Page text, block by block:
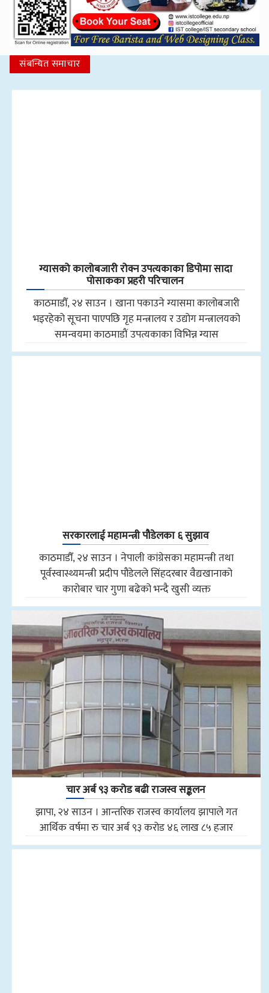
संबन्धित समाचार
ग्यासको कालोबजारी रोक्न उपत्यकाका डिपोमा सादा
पोसाकका प्रहरी परिचालन
काठमाडौँ, २४ साउन । खाना पकाउने ग्यासमा कालोबजारी
भइरहेको सूचना पाएपछि गृह मन्त्रालय र उद्योग मन्त्रालयको
समन्वयमा काठमाडौं उपत्यकाका विभिन्न ग्यास
सरकारलाई महामन्त्री पौडेलका ६ सुझाव
काठमाडौँ, २४ साउन । नेपाली कांग्रेसका महामन्त्री तथा
पूर्वस्वास्थ्यमन्त्री प्रदीप पौडेलले सिंहदरबार वैद्यखानाको
कारोबार चार गुणा बढेको भन्दै खुसी व्यक्त
चार अर्ब ९३ करोड बढी राजस्व सङ्कलन
झापा, २४ साउन । आन्तरिक राजस्व कार्यालय झापाले गत
आर्थिक वर्षमा रु चार अर्ब ९३ करोड ४६ लाख ८५ हजार